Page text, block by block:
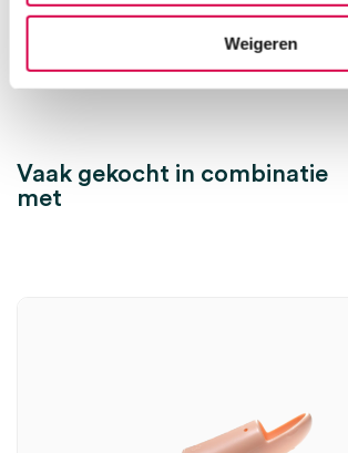
Weigeren
Vaak gekocht in combinatie
met